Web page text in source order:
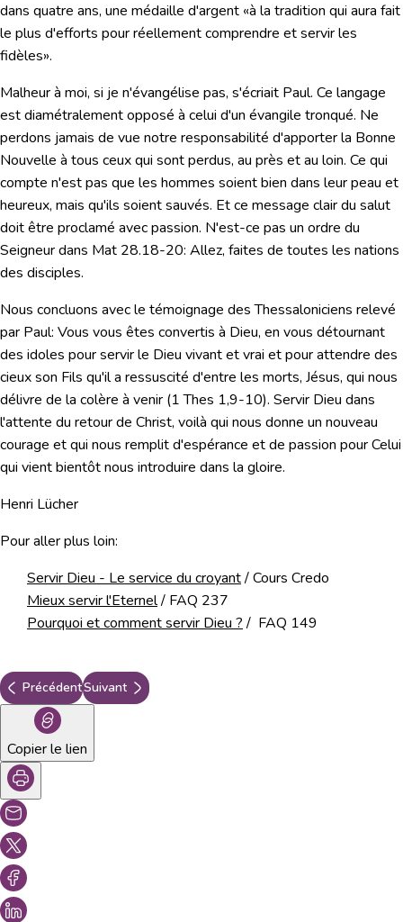
dans quatre ans, une médaille d'argent «à la tradition qui aura fait
le plus d'efforts pour réellement comprendre et servir les
fidèles».
Malheur à moi, si je n'évangélise pas, s'écriait Paul. Ce langage
est diamétralement opposé à celui d'un évangile tronqué. Ne
perdons jamais de vue notre responsabilité d'apporter la Bonne
Nouvelle à tous ceux qui sont perdus, au près et au loin. Ce qui
compte n'est pas que les hommes soient bien dans leur peau et
heureux, mais qu'ils soient sauvés. Et ce message clair du salut
doit être proclamé avec passion. N'est-ce pas un ordre du
Seigneur dans Mat 28.18-20: Allez, faites de toutes les nations
des disciples.
Nous concluons avec le témoignage des Thessaloniciens relevé
par Paul: Vous vous êtes convertis à Dieu, en vous détournant
des idoles pour servir le Dieu vivant et vrai et pour attendre des
cieux son Fils qu'il a ressuscité d'entre les morts, Jésus, qui nous
délivre de la colère à venir (1 Thes 1,9-10). Servir Dieu dans
l'attente du retour de Christ, voilà qui nous donne un nouveau
courage et qui nous remplit d'espérance et de passion pour Celui
qui vient bientôt nous introduire dans la gloire.
Henri Lücher
Pour aller plus loin:
Servir Dieu - Le service du croyant/ Cours Credo
Mieux servir l'Eternel/ FAQ 237
Pourquoi et comment servir Dieu ?/ FAQ 149
PrécédentSuivant
Copier le lien